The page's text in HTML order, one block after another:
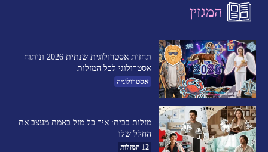
המגזין
תחזית אסטרולוגית שנתית 2026 וניתוח
אסטרולוגי לכל המזלות
אסטרולוגיה
מזלות בבית: איך כל מזל באמת מעצב את
החלל שלו
12 המזלות